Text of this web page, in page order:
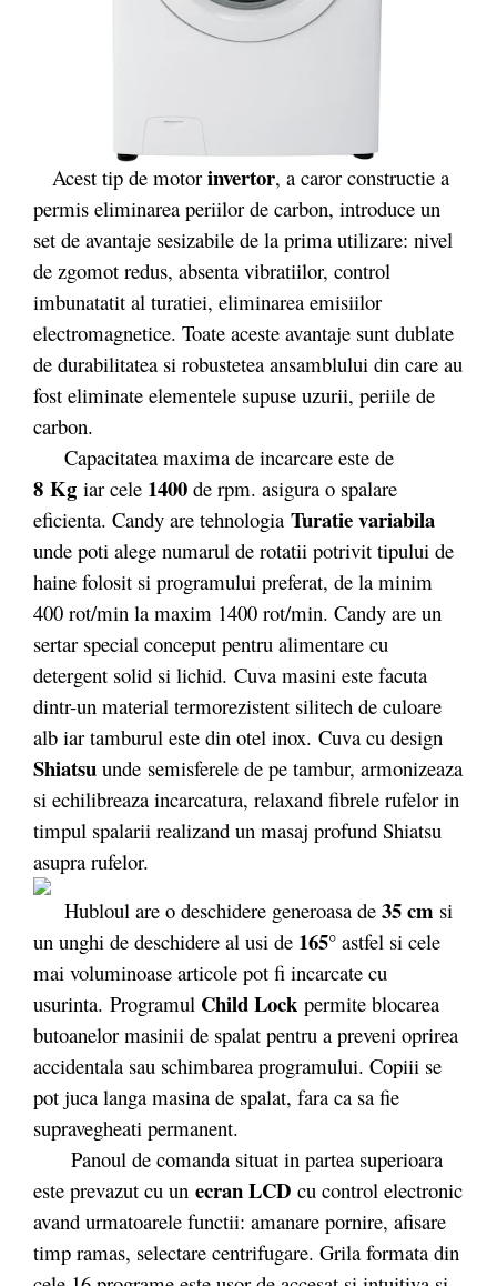
Acest tip de motor invertor, a caror constructie a
permis eliminarea periilor de carbon, introduce un
set de avantaje sesizabile de la prima utilizare: nivel
de zgomot redus, absenta vibratiilor, control
imbunatatit al turatiei, eliminarea emisiilor
electromagnetice. Toate aceste avantaje sunt dublate
de durabilitatea si robustetea ansamblului din care au
fost eliminate elementele supuse uzurii, periile de
carbon.
Capacitatea maxima de incarcare este de
8 Kg iar cele 1400 de rpm. asigura o spalare
eficienta. Candy are tehnologia Turatie variabila
unde poti alege numarul de rotatii potrivit tipului de
haine folosit si programului preferat, de la minim
400 rot/min la maxim 1400 rot/min. Candy are un
sertar special conceput pentru alimentare cu
detergent solid si lichid. Cuva masini este facuta
dintr-un material termorezistent silitech de culoare
alb iar tamburul este din otel inox. Cuva cu design
Shiatsu unde semisferele de pe tambur, armonizeaza
si echilibreaza incarcatura, relaxand fibrele rufelor in
timpul spalarii realizand un masaj profund Shiatsu
asupra rufelor.
Hubloul are o deschidere generoasa de 35 cm si
un unghi de deschidere al usi de 165° astfel si cele
mai voluminoase articole pot fi incarcate cu
usurinta. Programul Child Lock permite blocarea
butoanelor masinii de spalat pentru a preveni oprirea
accidentala sau schimbarea programului. Copiii se
pot juca langa masina de spalat, fara ca sa fie
supravegheati permanent.
Panoul de comanda situat in partea superioara
este prevazut cu un ecran LCD cu control electronic
avand urmatoarele functii: amanare pornire, afisare
timp ramas, selectare centrifugare. Grila formata din